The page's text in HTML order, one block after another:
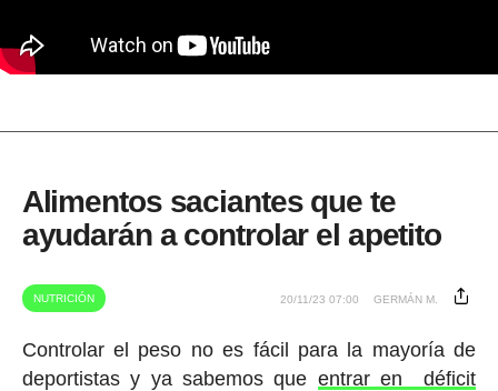
Alimentos saciantes que te
ayudarán a controlar el apetito
NUTRICIÓN 20/11/23 07:00 GERMÁN M.
Controlar el peso no es fácil para la mayoría de
deportistas y ya sabemos que entrar en déficit